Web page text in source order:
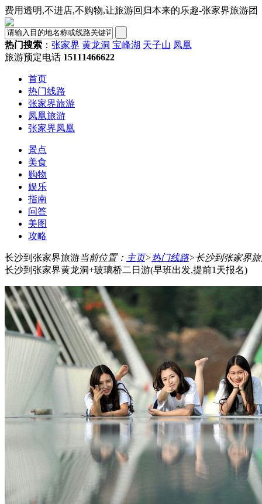
费用透明,不进店,不购物,让旅游回归本来的乐趣-张家界旅游团
热门搜索 ： 张家界 黄龙洞 宝峰湖 天子山 凤凰
旅游预定电话 15111466622
首页
热门线路
张家界旅游
凤凰旅游
张家界凤凰
景点
美食
购物
娱乐
指南
问答
美图
攻略
长沙到张家界旅游当前位置： 主页>热门线路>长沙到张家界
长沙到张家界黄龙洞+玻璃桥二日游(早班出发,提前1天报名)